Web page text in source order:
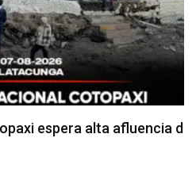
espera alta afluencia de